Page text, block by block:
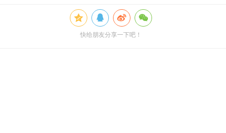
快给朋友分享一下吧！